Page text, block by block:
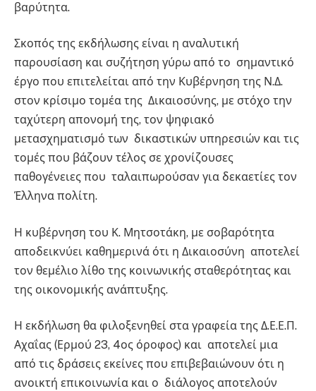
βαρύτητα.
Σκοπός της εκδήλωσης είναι η αναλυτική
παρουσίαση και συζήτηση γύρω από το σημαντικό
έργο που επιτελείται από την Κυβέρνηση της Ν.Δ.
στον κρίσιμο τομέα της Δικαιοσύνης, με στόχο την
ταχύτερη απονομή της, τον ψηφιακό
μετασχηματισμό των δικαστικών υπηρεσιών και τις
τομές που βάζουν τέλος σε χρονίζουσες
παθογένειες που ταλαιπωρούσαν για δεκαετίες τον
Έλληνα πολίτη.
Η κυβέρνηση του Κ. Μητσοτάκη, με σοβαρότητα
αποδεικνύει καθημερινά ότι η Δικαιοσύνη αποτελεί
τον θεμέλιο λίθο της κοινωνικής σταθερότητας και
της οικονομικής ανάπτυξης.
Η εκδήλωση θα φιλοξενηθεί στα γραφεία της Δ.Ε.Ε.Π.
Αχαΐας (Ερμού 23, 4ος όροφος) και αποτελεί μια
από τις δράσεις εκείνες που επιβεβαιώνουν ότι η
ανοικτή επικοινωνία και ο διάλογος αποτελούν